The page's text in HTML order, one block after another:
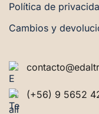
Política de
Cambios y
(+56) 9 5652